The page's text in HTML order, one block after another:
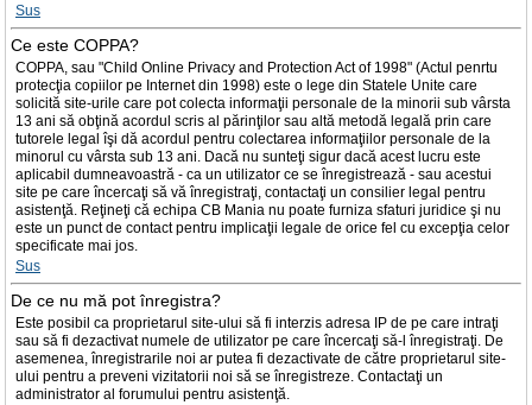
Sus
Ce este COPPA?
COPPA, sau "Child Online Privacy and Protection Act of 1998" (Actul penrtu
protecţia copiilor pe Internet din 1998) este o lege din Statele Unite care
solicită site-urile care pot colecta informaţii personale de la minorii sub vârsta
13 ani să obţină acordul scris al părinţilor sau altă metodă legală prin care
tutorele legal îşi dă acordul pentru colectarea informaţiilor personale de la
minorul cu vârsta sub 13 ani. Dacă nu sunteţi sigur dacă acest lucru este
aplicabil dumneavoastră - ca un utilizator ce se înregistrează - sau acestui
site pe care încercaţi să vă înregistraţi, contactaţi un consilier legal pentru
asistenţă. Reţineţi că echipa CB Mania nu poate furniza sfaturi juridice şi nu
este un punct de contact pentru implicaţii legale de orice fel cu excepţia celor
specificate mai jos.
Sus
De ce nu mă pot înregistra?
Este posibil ca proprietarul site-ului să fi interzis adresa IP de pe care intraţi
sau să fi dezactivat numele de utilizator pe care încercaţi să-l înregistraţi. De
asemenea, înregistrarile noi ar putea fi dezactivate de către proprietarul site-
ului pentru a preveni vizitatorii noi să se înregistreze. Contactaţi un
administrator al forumului pentru asistenţă.